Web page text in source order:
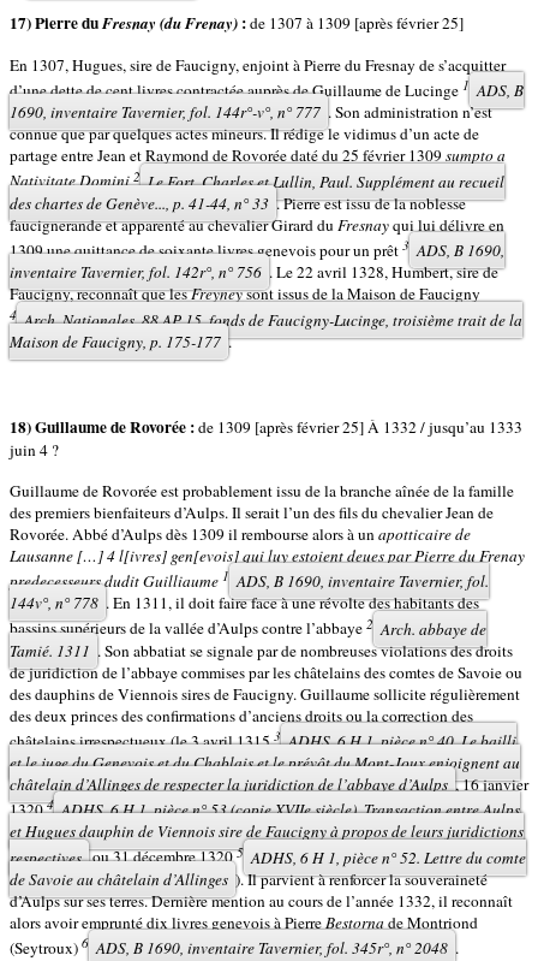
17) Pierre duFresnay (du Frenay) :de 1307 à 1309 [après février 25]
En 1307, Hugues, sire de Faucigny, enjoint à Pierre du Fresnay de s’acquitter
d’une dette de cent livres contractée auprès de Guillaume de Lucinge 1 ADS, B
1690, inventaire Tavernier, fol. 144r°-v°, n° 777 . Son administration n’est
connue que par quelques actes mineurs. Il rédige le vidimus d’un acte de
partage entre Jean et Raymond de Rovorée daté du 25 février 1309 sumpto a
Nativitate Domini 2 Le Fort, Charles et Lullin, Paul. Supplément au recueil
des chartes de Genève..., p. 41-44, n° 33 . Pierre est issu de la noblesse
faucignerande et apparenté au chevalier Girard du Fresnayqui lui délivre en
1309 une quittance de soixante livres genevois pour un prêt 3 ADS, B 1690,
inventaire Tavernier, fol. 142r°, n° 756 . Le 22 avril 1328, Humbert, sire de
Faucigny, reconnaît que lesFreyneysont issus de la Maison de Faucigny
4 Arch. Nationales, 88 AP 15, fonds de Faucigny-Lucinge, troisième trait de la
Maison de Faucigny, p. 175-177 .
18) Guillaume de Rovorée :de 1309 [après février 25] À 1332 / jusqu’au 1333
juin 4 ?
Guillaume de Rovorée est probablement issu de la branche aînée de la famille
des premiers bienfaiteurs d’Aulps. Il serait l’un des fils du chevalier Jean de
Rovorée. Abbé d’Aulps dès 1309 il rembourse alors à unapotticairede
Lausanne […] 4 l[ivres] gen[evois] qui luy estoient deues par Pierre du Frenay
predecesseurs dudit Guilliaume 1 ADS, B 1690, inventaire Tavernier, fol.
144v°, n° 778 . En 1311, il doit faire face à une révolte des habitants des
bassins supérieurs de la vallée d’Aulps contre l’abbaye 2 Arch. abbaye de
Tamié. 1311 . Son abbatiat se signale par de nombreuses violations des droits
de juridiction de l’abbaye commises par les châtelains des comtes de Savoie ou
des dauphins de Viennois sires de Faucigny. Guillaume sollicite régulièrement
des deux princes des confirmations d’anciens droits ou la correction des
châtelains irrespectueux (le 3 avril 1315 3 ADHS, 6 H 1, pièce n° 40. Le bailli
et le juge du Genevois et du Chablais et le prévôt du Mont-Joux enjoignent au
châtelain d’Allinges de respecter la juridiction de l’abbaye d’Aulps , 16 janvier
1320 4 ADHS, 6 H 1, pièce n° 53 (copie XVIIe siècle). Transaction entre Aulps
et Hugues dauphin de Viennois sire de Faucigny à propos de leurs juridictions
respectives ou 31 décembre 1320 5 ADHS, 6 H 1, pièce n° 52. Lettre du comte
de Savoie au châtelain d’Allinges ). Il parvient à renforcer la souveraineté
d’Aulps sur ses terres. Dernière mention au cours de l’année 1332, il reconnaît
alors avoir emprunté dix livres genevois à PierreBestornade Montriond
(Seytroux) 6 ADS, B 1690, inventaire Tavernier, fol. 345r°, n° 2048 .